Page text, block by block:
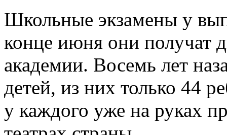
Школьные экзамены у
конце июня они получат
академии. Восемь лет
детей, из них только 44
у каждого уже на руках